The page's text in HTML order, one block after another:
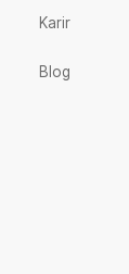
Karir
Blog